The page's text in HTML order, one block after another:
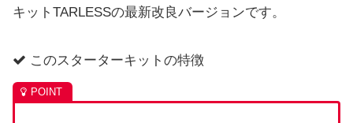
キットTARLESSの最新改良バージョンです。
このスターターキットの特徴